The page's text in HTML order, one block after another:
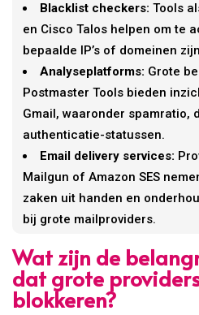
Blacklist checkers: Tools
en Cisco Talos helpen om te
bepaalde IP’s of domeinen
Analyseplatforms: Grote
Postmaster Tools bieden
Gmail, waaronder spamratio,
authenticatie-statussen.
Email delivery services:
Mailgun of Amazon SES
zaken uit handen en
bij grote mailproviders.
Wat zijn de
dat grote
blokkeren?